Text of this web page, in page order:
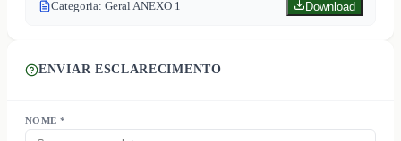
Categoria: Geral ANEXO 1 Download
ENVIAR ESCLARECIMENTO
NOME *